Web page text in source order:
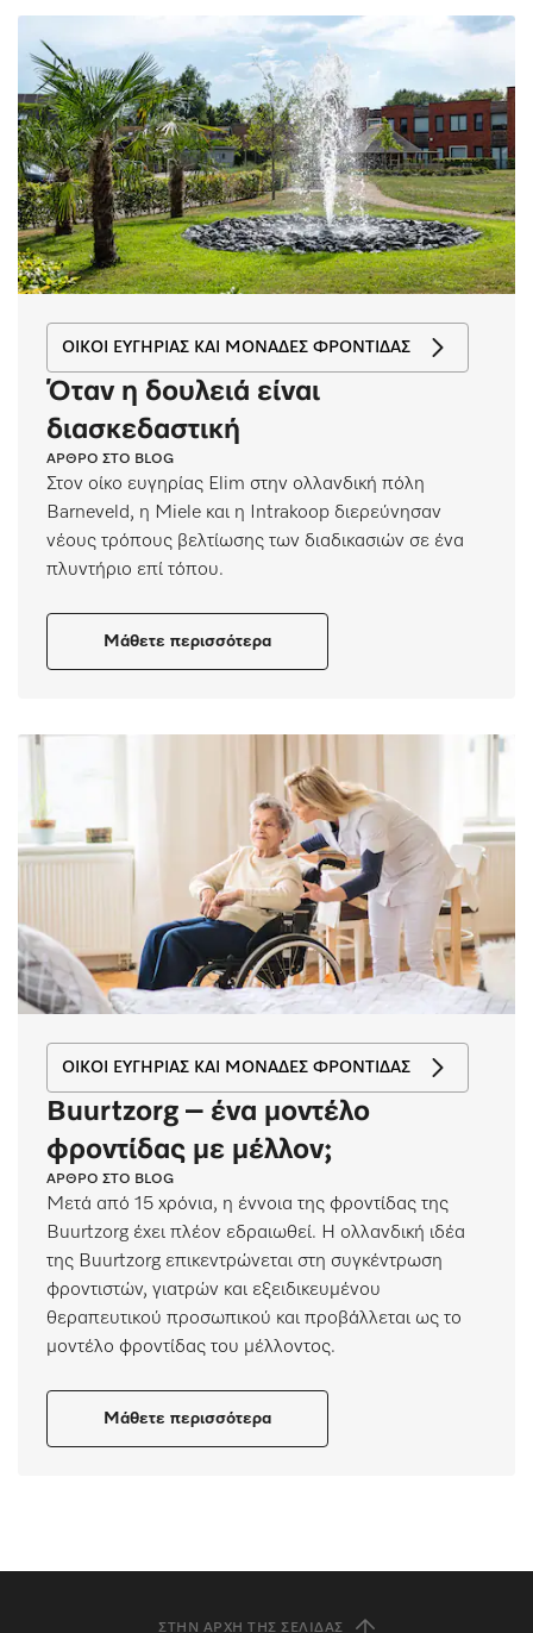
ΟΊΚΟΙ ΕΥΓΗΡΊΑΣ ΚΑΙ ΜΟΝΆΔΕΣ ΦΡΟΝΤΊΔΑΣ
Όταν η δουλειά είναι
διασκεδαστική
ΆΡΘΡΟ ΣΤΟ BLOG
Στον οίκο ευγηρίας Elim στην ολλανδική πόλη
Barneveld, η Miele και η Intrakoop διερεύνησαν
νέους τρόπους βελτίωσης των διαδικασιών σε ένα
πλυντήριο επί τόπου.
Μάθετε περισσότερα
ΟΊΚΟΙ ΕΥΓΗΡΊΑΣ ΚΑΙ ΜΟΝΆΔΕΣ ΦΡΟΝΤΊΔΑΣ
Buurtzorg – ένα μοντέλο
φροντίδας με μέλλον;
ΆΡΘΡΟ ΣΤΟ BLOG
Μετά από 15 χρόνια, η έννοια της φροντίδας της
Buurtzorg έχει πλέον εδραιωθεί. Η ολλανδική ιδέα
της Buurtzorg επικεντρώνεται στη συγκέντρωση
φροντιστών, γιατρών και εξειδικευμένου
θεραπευτικού προσωπικού και προβάλλεται ως το
μοντέλο φροντίδας του μέλλοντος.
Μάθετε περισσότερα
ΣΤΗΝ ΑΡΧΉ ΤΗΣ ΣΕΛΊΔΑΣ